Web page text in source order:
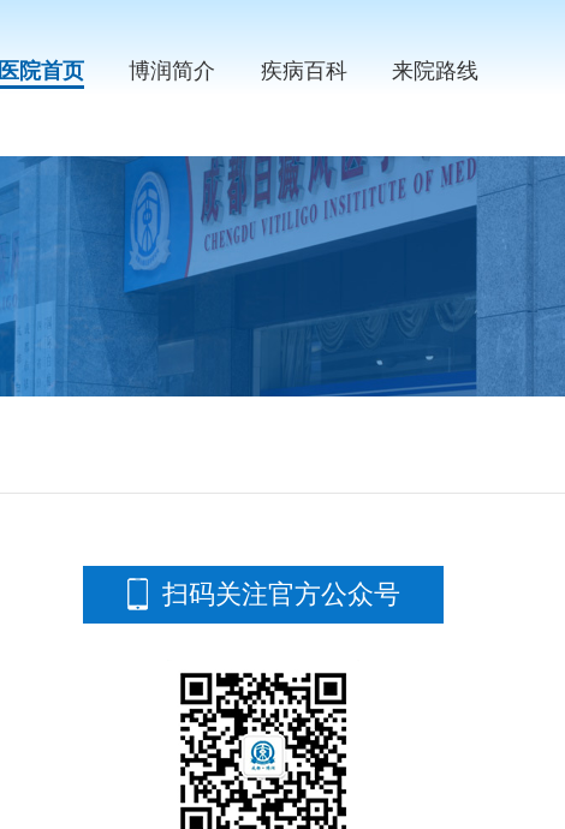
医院首页 博润简介 疾病百科 来院路线
扫码关注官方公众号